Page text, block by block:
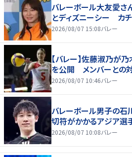
バレーボール大友愛
とディズニーシー カ
2026/08/07 15:08バレー
【バレー】佐藤淑乃が
を公開 メンバーとの
2026/08/07 10:46バレー
バレーボール男子の
切符がかかるアジア選
2026/08/07 10:08バレー